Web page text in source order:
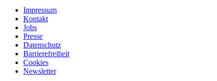
Impressum
Kontakt
Jobs
Presse
Datenschutz
Barrierefreiheit
Cookies
Newsletter